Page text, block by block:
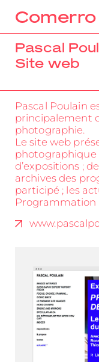
Pascal
Site web
Pascal Poulain
principalement
photographie.
Le site web
photographique
d’expositions ;
archives des
participé ; les
Programmation